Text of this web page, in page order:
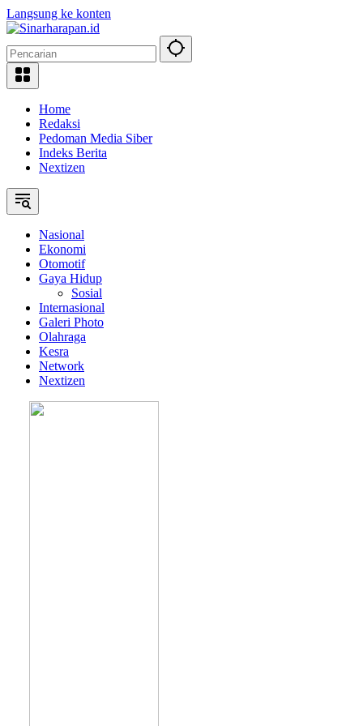
Langsung ke konten
Home
Redaksi
Pedoman Media Siber
Indeks Berita
Nextizen
Nasional
Ekonomi
Otomotif
Gaya Hidup
Sosial
Internasional
Galeri Photo
Olahraga
Kesra
Network
Nextizen